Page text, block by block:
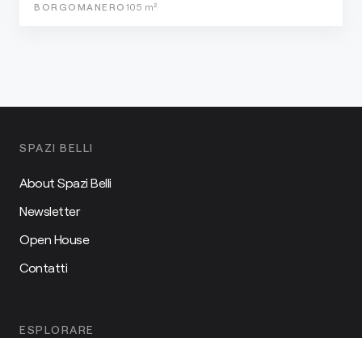
BORGOMANERO 105 m²
SPAZI BELLI
About Spazi Belli
Newsletter
Open House
Contatti
ESPLORARE